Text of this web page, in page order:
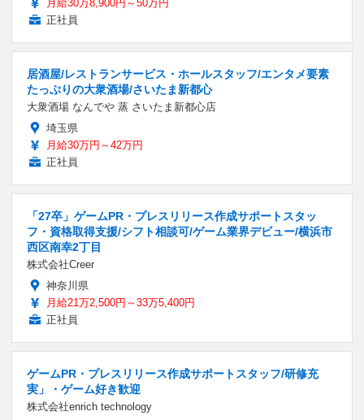
月給30万8,900円～50万円
正社員
居酒屋/レストランサービス・ホールスタッフ/エンタメ要素
たっぷりの大衆酒場/さいたま新都心
大衆酒場 なんでや 蒸 さいたま新都心店
埼玉県
月給30万円～42万円
正社員
「27卒」ゲームPR・プレスリリース作成サポートスタッ
フ・資格取得支援/シフト相談可/ゲーム業界デビュー/横浜市
西区南幸2丁目
株式会社Creer
神奈川県
月給21万2,500円～33万5,400円
正社員
ゲームPR・プレスリリース作成サポートスタッフ/研修充
実」・ゲーム好き歓迎
株式会社enrich technology